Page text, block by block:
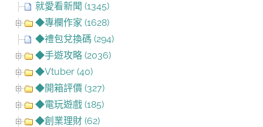
就愛看新聞 (1345)
◆專欄作家 (1628)
◆禮包兌換碼 (294)
◆手遊攻略 (2036)
◆Vtuber (40)
◆開箱評價 (327)
◆電玩遊戲 (185)
◆創業理財 (62)